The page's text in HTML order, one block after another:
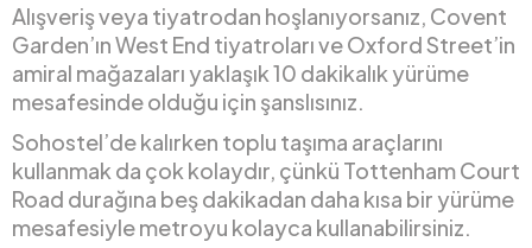
Alışveriş veya tiyatrodan hoşlanıyorsanız, Covent
Garden’ın West End tiyatroları ve Oxford Street’in
amiral mağazaları yaklaşık 10 dakikalık yürüme
mesafesinde olduğu için şanslısınız.
Sohostel’de kalırken toplu taşıma araçlarını
kullanmak da çok kolaydır, çünkü Tottenham Court
Road durağına beş dakikadan daha kısa bir yürüme
mesafesiyle metroyu kolayca kullanabilirsiniz.